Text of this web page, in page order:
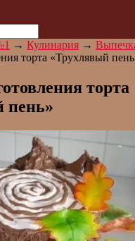
→ Кулинария →
торта «Трухлявый
торта
пень»